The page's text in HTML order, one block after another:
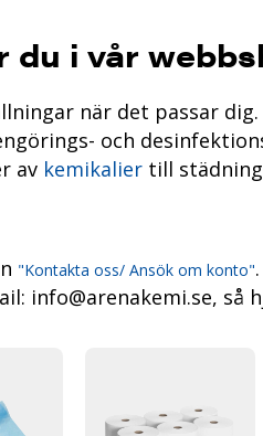
i vår
när det passar dig.
och
av kemikaliertill
"Kontakta oss/ Ansök om konto"
info@arenakemi.se, så